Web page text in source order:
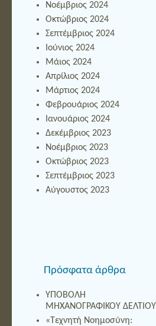
Νοέμβριος 2024
Οκτώβριος 2024
Σεπτέμβριος 2024
Ιούνιος 2024
Μάιος 2024
Απρίλιος 2024
Μάρτιος 2024
Φεβρουάριος 2024
Ιανουάριος 2024
Δεκέμβριος 2023
Νοέμβριος 2023
Οκτώβριος 2023
Σεπτέμβριος 2023
Αύγουστος 2023
Πρόσφατα άρθρα
ΥΠΟΒΟΛΗ
ΜΗΧΑΝΟΓΡΑΦΙΚΟΥ ΔΕΛΤΙΟΥ
«Τεχνητή Νοημοσύνη: